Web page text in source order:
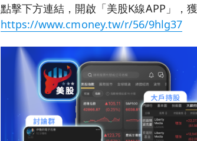
點擊下方連結，開啟「美股K線APP」，
https://www.cmoney.tw/r/56/9hlg37